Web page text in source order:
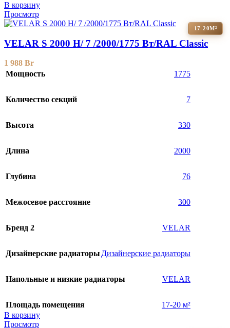
В корзину
Просмотр
17-20М²
VELAR S 2000 H/ 7 /2000/1775 Вт/RAL Classic
1 988 Br
Мощность
1775
Количество секций 7
Высота 330
Длина 2000
Глубина 76
Межосевое расстояние 300
Бренд 2 VELAR
Дизайнерские радиаторыДизайнерские радиаторы
Напольные и низкие радиаторы VELAR
Площадь помещения
17-20 м²
В корзину
Просмотр